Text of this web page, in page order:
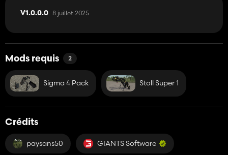
V1.0.0.0 8 juillet 2025
Mods requis 2
Sigma 4 Pack Stoll Super 1
Crédits
paysans50 GIANTS Software